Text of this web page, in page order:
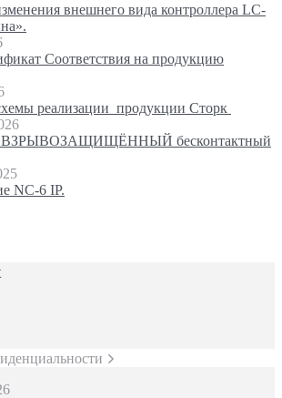
внешнего вида контроллера LC-
Соответствия на продукцию
реализации продукции Сторк
ВЗРЫВОЗАЩИЩЁННЫЙ бесконтактный
NC-6 IP.